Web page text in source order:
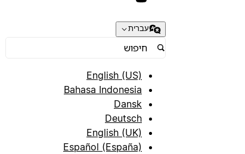
עברית
English (US)
Bahasa Indonesia
Dansk
Deutsch
English (UK)
Español (España)